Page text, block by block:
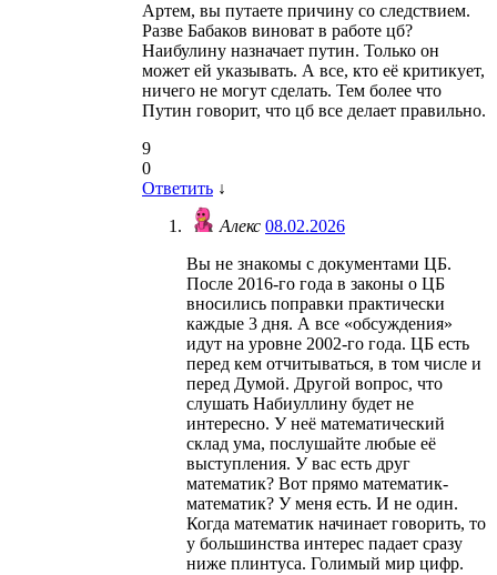
Артем, вы путаете причину со следствием.
Разве Бабаков виноват в работе цб?
Наибулину назначает путин. Только он
может ей указывать. А все, кто её критикует,
ничего не могут сделать. Тем более что
Путин говорит, что цб все делает правильно.
9
0
Ответить ↓
Алекс 08.02.2026
Вы не знакомы с документами ЦБ.
После 2016-го года в законы о ЦБ
вносились поправки практически
каждые 3 дня. А все «обсуждения»
идут на уровне 2002-го года. ЦБ есть
перед кем отчитываться, в том числе и
перед Думой. Другой вопрос, что
слушать Набиуллину будет не
интересно. У неё математический
склад ума, послушайте любые её
выступления. У вас есть друг
математик? Вот прямо математик-
математик? У меня есть. И не один.
Когда математик начинает говорить, то
у большинства интерес падает сразу
ниже плинтуса. Голимый мир цифр.